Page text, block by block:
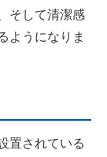
そして清潔感
ようになりま
置されている